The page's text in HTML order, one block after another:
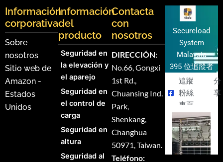
Información
corporativa
Sobre
nosotros
Sitio web de
Amazon -
Estados
Unidos
Información
del
producto
Seguridad en
la elevación y
el aparejo
Seguridad en
el control de
carga
Seguridad en
altura
Seguridad al
Contacta
con
nosotros
DIRECCIÓN:
No.66, Gongxi
1st Rd.,
Chuansing Ind.
Park,
Shenkang,
Changhua
50971, Taiwan.
Teléfono:
Secureload
System
Malaysia
395 位追蹤者
追蹤
粉絲
專頁
分
享